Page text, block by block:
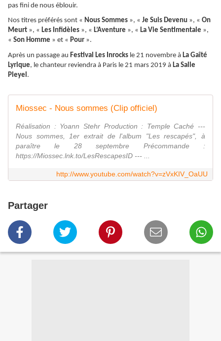
pas fini de nous éblouir.
Nos titres préférés sont « Nous Sommes », « Je Suis Devenu », « On
Meurt », « Les Infidèles », « L’Aventure », « La Vie Sentimentale »,
« Son Homme » et « Pour ».
Après un passage au Festival Les Inrocks le 21 novembre à La Gaîté
Lyrique, le chanteur reviendra à Paris le 21 mars 2019 à La Salle
Pleyel.
Miossec - Nous sommes (Clip officiel)
Réalisation : Yoann Stehr Production : Temple Caché ---
Nous sommes, 1er extrait de l'album "Les rescapés", à
paraître le 28 septembre Précommande :
https://Miossec.lnk.to/LesRescapesID --- ...
http://www.youtube.com/watch?v=zVxKIV_OaUU
Partager